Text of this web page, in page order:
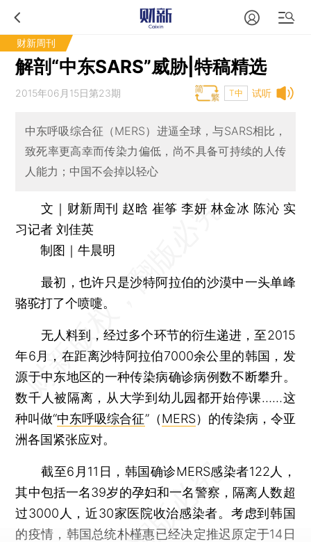
财新周刊
解剖“中东SARS”威胁|特稿精选
试听
2015年06月15日第23期 T中
中东呼吸综合征（MERS）进逼全球，与SARS相比，
致死率更高幸而传染力偏低，尚不具备可持续的人传
人能力；中国不会掉以轻心
文｜财新周刊 赵晗 崔筝 李妍 林金冰 陈沁 实
习记者 刘佳英
制图｜牛晨明
最初，也许只是沙特阿拉伯的沙漠中一头单峰
骆驼打了个喷嚏。
无人料到，经过多个环节的衍生递进，至2015
年6月，在距离沙特阿拉伯7000余公里的韩国，发
源于中东地区的一种传染病确诊病例数不断攀升。
数千人被隔离，从大学到幼儿园都开始停课……这
种叫做“中东呼吸综合征”（MERS）的传染病，令亚
洲各国紧张应对。
截至6月11日，韩国确诊MERS感染者122人，
其中包括一名39岁的孕妇和一名警察，隔离人数超
过3000人，近30家医院收治感染者。考虑到韩国
的疫情，韩国总统朴槿惠已经决定推迟原定于14日